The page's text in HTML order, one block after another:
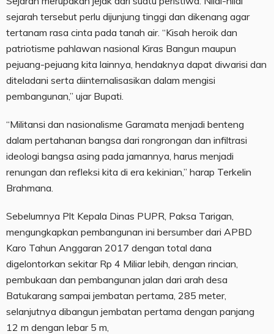
sejarah tersebut perlu dijunjung tinggi dan dikenang agar
tertanam rasa cinta pada tanah air. “Kisah heroik dan
patriotisme pahlawan nasional Kiras Bangun maupun
pejuang-pejuang kita lainnya, hendaknya dapat diwarisi dan
diteladani serta diinternalisasikan dalam mengisi
pembangunan,” ujar Bupati.
“Militansi dan nasionalisme Garamata menjadi benteng
dalam pertahanan bangsa dari rongrongan dan infiltrasi
ideologi bangsa asing pada jamannya, harus menjadi
renungan dan refleksi kita di era kekinian,” harap Terkelin
Brahmana.
Sebelumnya Plt Kepala Dinas PUPR, Paksa Tarigan,
mengungkapkan pembangunan ini bersumber dari APBD
Karo Tahun Anggaran 2017 dengan total dana
digelontorkan sekitar Rp 4 Miliar lebih, dengan rincian,
pembukaan dan pembangunan jalan dari arah desa
Batukarang sampai jembatan pertama, 285 meter,
selanjutnya dibangun jembatan pertama dengan panjang
12 m dengan lebar 5 m,